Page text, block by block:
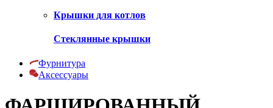
Крышки для котлов
Стеклянные крышки
Фурнитура
Аксессуары